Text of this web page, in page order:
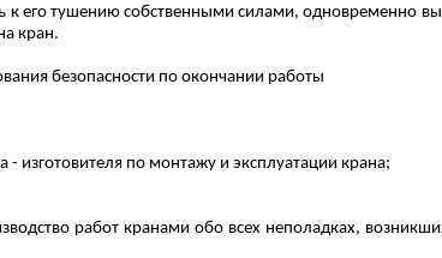
его тушению собственными силами, одновременно
кран.
безопасности по окончании работы
изготовителя по монтажу и эксплуатации крана;
работ кранами обо всех неполадках,